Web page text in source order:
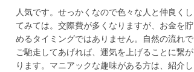
人気です。せっかくなので色々な人と仲良くし
てみては。交際費が多くなりますが、お金を貯
めるタイミングではありません。自然の流れで
ご馳走してあげれば、運気を上げることに繋が
ります。マニアックな趣味がある方は、紹介し